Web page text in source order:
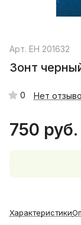
Арт. EH 201632
Зонт
0 Нет
750 руб.
Характеристики